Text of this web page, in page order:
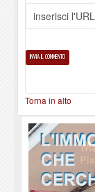
Torna in alto